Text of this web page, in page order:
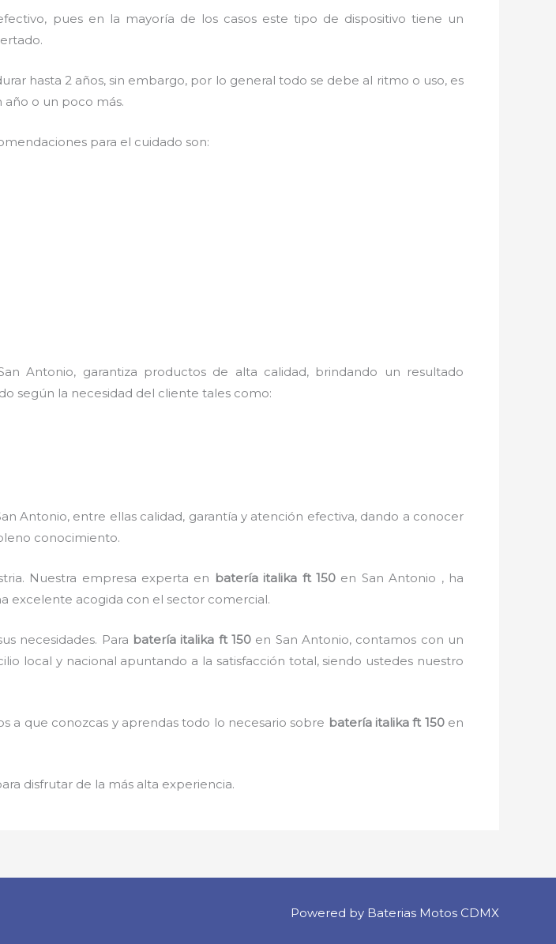
pues en la mayoría de los casos este tipo de dispositivo tiene un
hasta 2 años, sin embargo, por lo general todo se debe al ritmo o uso, es
año o un poco más.
para el cuidado son:
Antonio, garantiza productos de alta calidad, brindando un resultado
según la necesidad del cliente tales como:
Antonio, entre ellas calidad, garantía y atención efectiva, dando a conocer
conocimiento.
Nuestra empresa experta en batería italika ft 150 en San Antonio , ha
excelente acogida con el sector comercial.
necesidades. Para batería italika ft 150 en San Antonio, contamos con un
local y nacional apuntando a la satisfacción total, siendo ustedes nuestro
a que conozcas y aprendas todo lo necesario sobre batería italika ft 150en
disfrutar de la más alta experiencia.
Powered by Baterias Motos CDMX